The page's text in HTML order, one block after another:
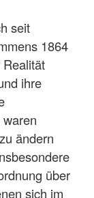
seit
1864
ihre
ändern
über
sich im